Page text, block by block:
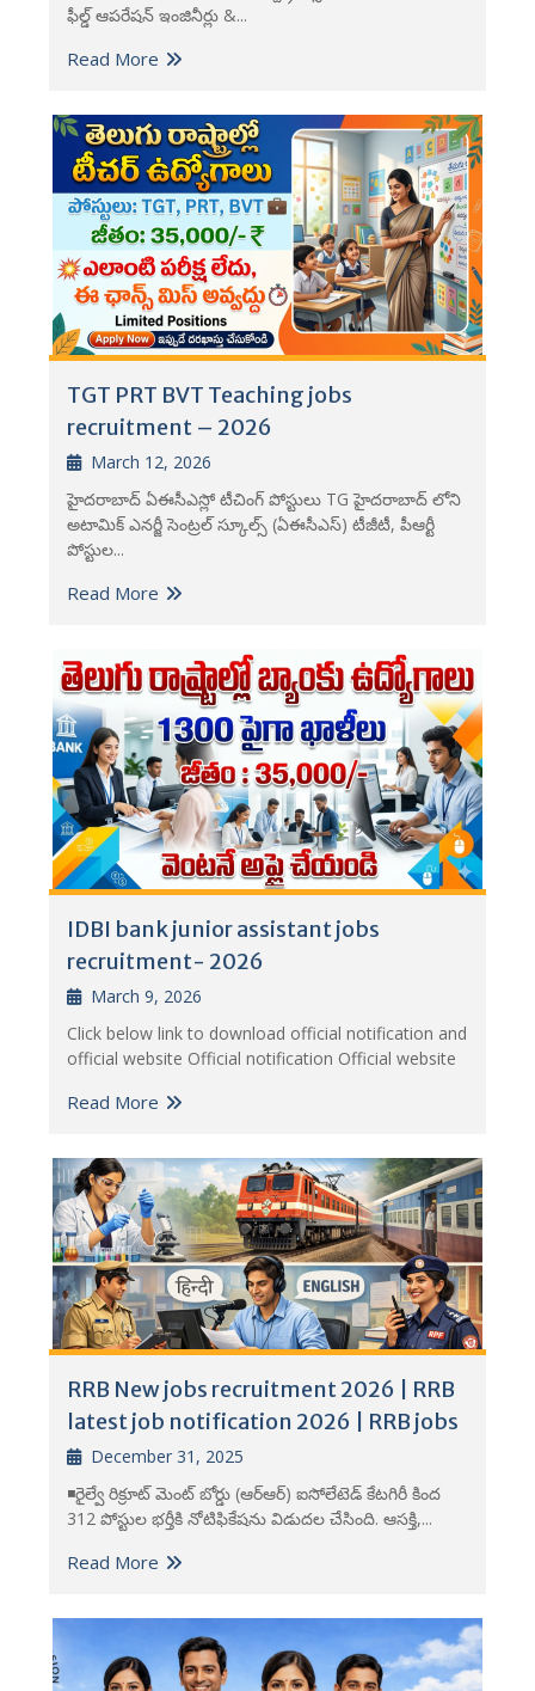
ఫీల్డ్ ఆపరేషన్ ఇంజినీర్లు &...
Read More
TGT PRT BVT Teaching jobs
recruitment – 2026
March 12, 2026
హైదరాబాద్ ఏఈసీఎస్లో టీచింగ్ పోస్టులు TG హైదరాబాద్ లోని
అటామిక్ ఎనర్జీ సెంట్రల్ స్కూల్స్ (ఏఈసీఎస్) టీజీటీ, పీఆర్టీ
పోస్టుల...
Read More
IDBI bank junior assistant jobs
recruitment- 2026
March 9, 2026
Click below link to download official notification and
official website Official notification Official website
Read More
RRB New jobs recruitment 2026 | RRB
latest job notification 2026 | RRB jobs
December 31, 2025
◾రైల్వే రిక్రూట్ మెంట్ బోర్డు (ఆర్ఆర్) ఐసోలేటెడ్ కేటగిరీ కింద
312 పోస్టుల భర్తీకి నోటిఫికేషను విడుదల చేసింది. ఆసక్తి,...
Read More